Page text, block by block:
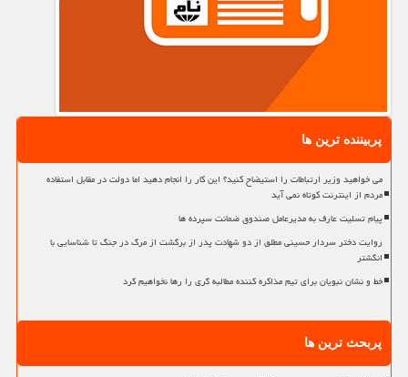
پربیننده ترین ها
می خواهید وزیر ارتباطات را استیضاح کنید؟ این کار را انجام دهید اما دولت در مقابل استفاده
مردم از اینترنت کوتاه نمی آید
پیام تسلیت عارف به مدیرعامل صندوق ضمانت سپرده ها
روایت دختر سردار حسینی مطلق از دو شهادت پدر از برگشت از مرگ در جنگ تا شناسایی با
انگشتر
خط و نشان نبویان برای تیم مذاکره کننده مطالبه گری را رها نخواهیم کرد
پربحث ترین ها